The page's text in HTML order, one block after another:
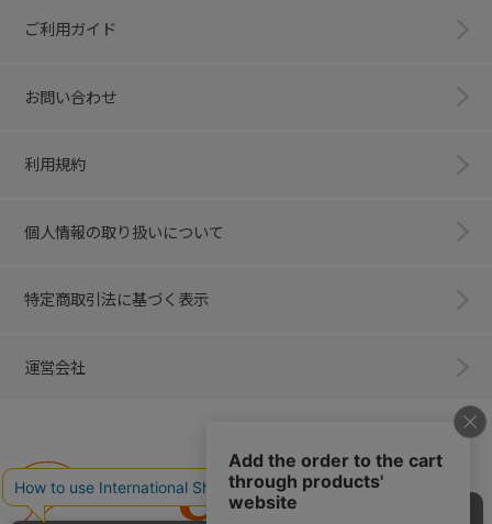
ご利用ガイド
お問い合わせ
利用規約
個人情報の取り扱いについて
特定商取引法に基づく表示
運営会社